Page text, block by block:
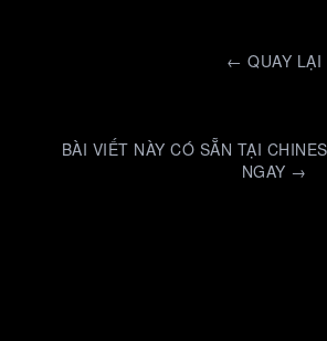
← QUAY LẠI
BÀI VIẾT NÀY CÓ SẴN TẠI
NGAY →